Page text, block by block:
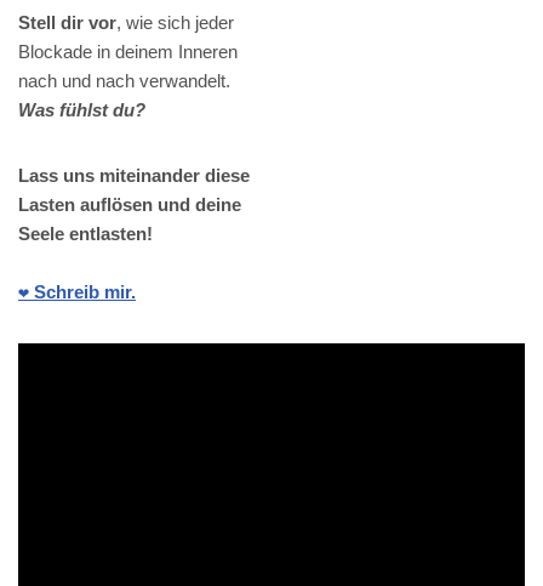
Stell dir vor, wie sich jeder
Blockade in deinem Inneren
nach und nach verwandelt.
Was fühlst du?
Lass uns miteinander diese
Lasten auflösen und deine
Seele entlasten!
❤️ Schreib mir.